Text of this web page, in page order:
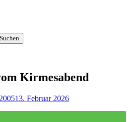
Kirmesabend
13. Februar 2026